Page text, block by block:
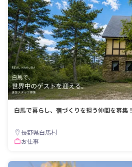
白馬で暮らし、宿づくりを担う仲間を募集！
長野県白馬村
お仕事